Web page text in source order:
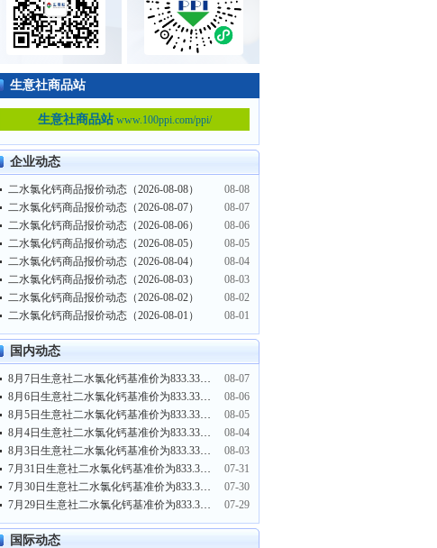
生意社商品站
生意社商品站www.100ppi.com/ppi/
企业动态
二水氯化钙商品报价动态（2026-08-08）
08-08
二水氯化钙商品报价动态（2026-08-07）
08-07
二水氯化钙商品报价动态（2026-08-06）
08-06
二水氯化钙商品报价动态（2026-08-05）
08-05
二水氯化钙商品报价动态（2026-08-04）
08-04
二水氯化钙商品报价动态（2026-08-03）
08-03
二水氯化钙商品报价动态（2026-08-02）
08-02
二水氯化钙商品报价动态（2026-08-01）
08-01
国内动态
8月7日生意社二水氯化钙基准价为833.33元/吨
08-07
8月6日生意社二水氯化钙基准价为833.33元/吨
08-06
8月5日生意社二水氯化钙基准价为833.33元/吨
08-05
8月4日生意社二水氯化钙基准价为833.33元/吨
08-04
8月3日生意社二水氯化钙基准价为833.33元/吨
08-03
7月31日生意社二水氯化钙基准价为833.33元/吨
07-31
7月30日生意社二水氯化钙基准价为833.33元/吨
07-30
7月29日生意社二水氯化钙基准价为833.33元/吨
07-29
国际动态